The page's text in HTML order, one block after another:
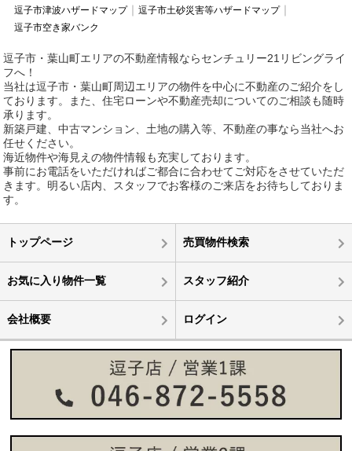
逗子市津波ハザードマップ
逗子市土砂災害等ハザードマップ
逗子市空き家バンク
逗子市・葉山町エリアの不動産情報ならセンチュリー21リビングライ
フへ！
当社は逗子市・葉山町周辺エリアの物件を中心に不動産のご紹介をし
ております。また、住宅ローンや不動産売却についてのご相談も随時
承ります。
新築戸建、中古マンション、土地の購入等、不動産の事なら当社へお
任せください。
海近物件や海見えの物件情報も充実しております。
事前にお電話をいただければご都合に合わせてご対応をさせていただ
きます。明るい店内、スタッフでお客様のご来店をお待ちしておりま
す。
トップページ 売買物件検索
お気に入り物件一覧 スタッフ紹介
会社概要 ログイン